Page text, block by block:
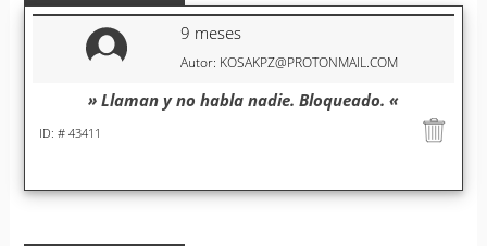
Autor: KOSAKPZ@PROTONMAIL.COM
9 meses
ID: # 43411
» Llaman y no habla nadie. Bloqueado. «